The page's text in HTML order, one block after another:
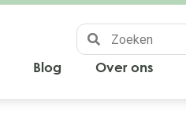
Blog Over ons